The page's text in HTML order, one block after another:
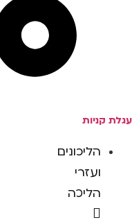
עגלת קניות
הליכונים
ועזרי
הליכה